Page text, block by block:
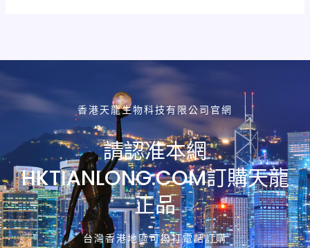
香港天龍生物科技有限公司官網
請認准本網
HKTIANLONG.COM訂購天龍
正品
台灣香港地區可撥打電話訂購